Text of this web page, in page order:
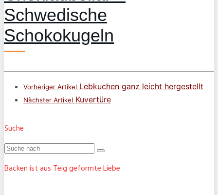
Schwedische
Schokokugeln
Vorheriger Artikel Lebkuchen ganz leicht hergestellt
Nächster Artikel Kuvertüre
Suche
Backen ist aus Teig geformte Liebe